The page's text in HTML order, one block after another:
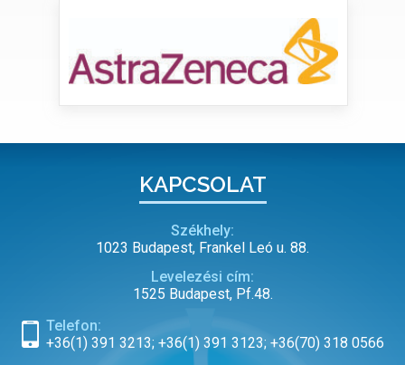
KAPCSOLAT
Székhely:
1023 Budapest, Frankel Leó u. 88.
Levelezési cím:
1525 Budapest, Pf.48.
Telefon:
+36(1) 391 3213; +36(1) 391 3123; +36(70) 318 0566